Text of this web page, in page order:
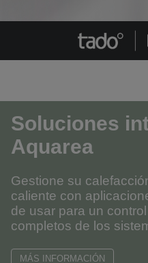
Soluciones
Aquarea
Gestione su
caliente con
de usar para un
completos de los
MÁS INFORMACIÓN